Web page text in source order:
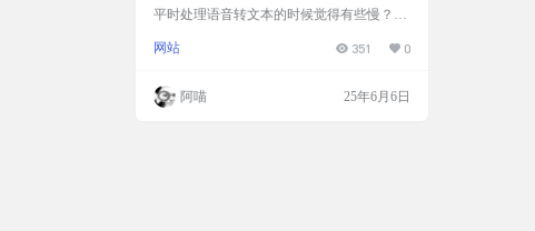
快速在线语音转文本
平时处理语音转文本的时候觉得有些慢？今
只需 1 秒即可转录 60 分钟的音频。 网站介
本工具。支持长音频转文本，目前最新版本
可最高支持3个小时的音频转文本，如需转
网站 351 0
阿喵 25年6月6日